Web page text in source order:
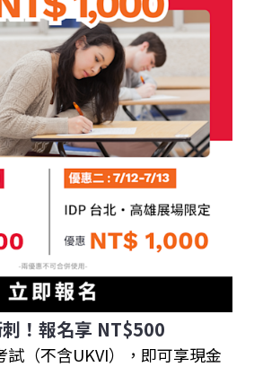
！報名享 NT$500
試（不含UKVI），即可享現金